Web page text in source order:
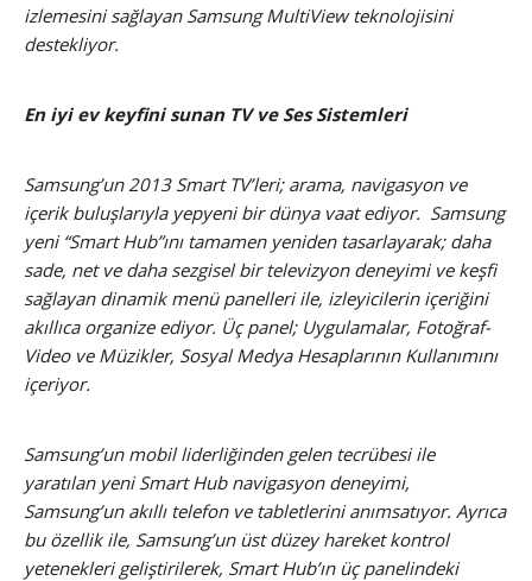
izlemesini sağlayan Samsung MultiView teknolojisini
destekliyor.
En iyi ev keyfini sunan TV ve Ses Sistemleri
Samsung’un 2013 Smart TV’leri; arama, navigasyon ve
içerik buluşlarıyla yepyeni bir dünya vaat ediyor. Samsung
yeni “Smart Hub”ını tamamen yeniden tasarlayarak; daha
sade, net ve daha sezgisel bir televizyon deneyimi ve keşfi
sağlayan dinamik menü panelleri ile, izleyicilerin içeriğini
akıllıca organize ediyor. Üç panel; Uygulamalar, Fotoğraf-
Video ve Müzikler, Sosyal Medya Hesaplarının Kullanımını
içeriyor.
Samsung’un mobil liderliğinden gelen tecrübesi ile
yaratılan yeni Smart Hub navigasyon deneyimi,
Samsung’un akıllı telefon ve tabletlerini anımsatıyor. Ayrıca
bu özellik ile, Samsung’un üst düzey hareket kontrol
yetenekleri geliştirilerek, Smart Hub’ın üç panelindeki